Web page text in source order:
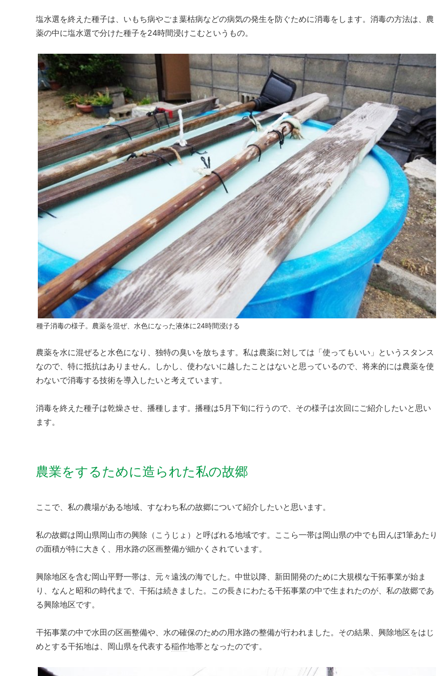
塩水選を終えた種子は、いもち病やごま葉枯病などの病気の発生を防ぐために消毒をします。消毒の方法は、農
薬の中に塩水選で分けた種子を24時間浸けこむというもの。
種子消毒の様子。農薬を混ぜ、水色になった液体に24時間浸ける
農薬を水に混ぜると水色になり、独特の臭いを放ちます。私は農薬に対しては「使ってもいい」というスタンス
なので、特に抵抗はありません。しかし、使わないに越したことはないと思っているので、将来的には農薬を使
わないで消毒する技術を導入したいと考えています。
消毒を終えた種子は乾燥させ、播種します。播種は5月下旬に行うので、その様子は次回にご紹介したいと思い
ます。
農業をするために造られた私の故郷
ここで、私の農場がある地域、すなわち私の故郷について紹介したいと思います。
私の故郷は岡山県岡山市の興除（こうじょ）と呼ばれる地域です。ここら一帯は岡山県の中でも田んぼ1筆あたり
の面積が特に大きく、用水路の区画整備が細かくされています。
興除地区を含む岡山平野一帯は、元々遠浅の海でした。中世以降、新田開発のために大規模な干拓事業が始ま
り、なんと昭和の時代まで、干拓は続きました。この長きにわたる干拓事業の中で生まれたのが、私の故郷であ
る興除地区です。
干拓事業の中で水田の区画整備や、水の確保のための用水路の整備が行われました。その結果、興除地区をはじ
めとする干拓地は、岡山県を代表する稲作地帯となったのです。